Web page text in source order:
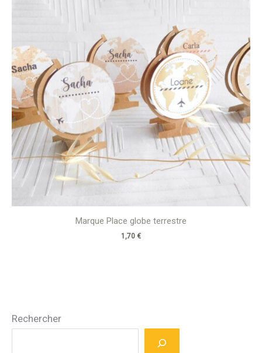
Marque Place globe terrestre
1,70 €
Rechercher